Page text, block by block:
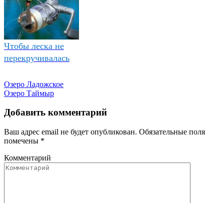
Чтобы леска не
перекручивалась
Озеро Ладожское
Озеро Таймыр
Добавить комментарий
Ваш адрес email не будет опубликован. Обязательные поля
помечены *
Комментарий